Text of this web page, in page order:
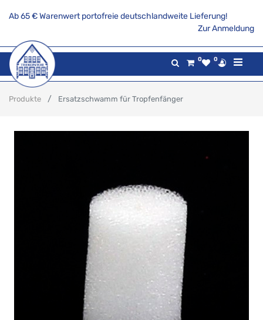
Ab 65 € Warenwert portofreie deutschlandweite Lieferung!
Zur Anmeldung
0 0
Produkte Ersatzschwamm für Tropfenfänger